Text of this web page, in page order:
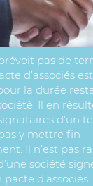
pas de
d’associés
la durée
Il en
d’un
y mettre fin
Il n’est pas
société
d’associés.